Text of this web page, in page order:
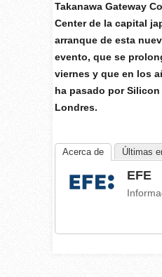
Takanawa Gateway
Center de la capital
arranque de esta
evento, que se
viernes y que en los
ha pasado por Silicon
Londres.
Acerca de Últimas
EFE